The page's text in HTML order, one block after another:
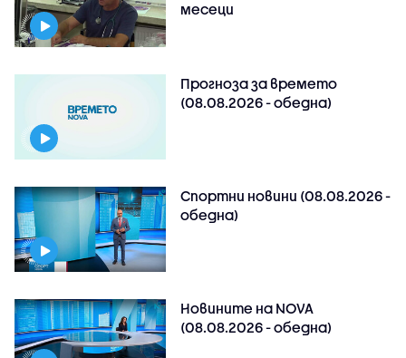
месеци
Прогноза за времето
(08.08.2026 - обедна)
Спортни новини (08.08.2026 -
обедна)
Новините на NOVA
(08.08.2026 - обедна)